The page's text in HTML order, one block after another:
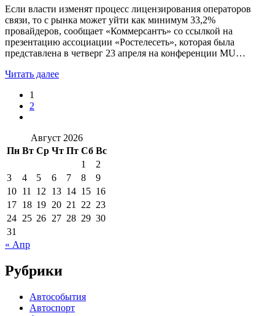
Если власти изменят процесс лицензирования операторов
связи, то с рынка может уйти как минимум 33,2%
провайдеров, сообщает «Коммерсантъ» со ссылкой на
презентацию ассоциации «Ростелесеть», которая была
представлена в четверг 23 апреля на конференции MU…
Читать далее
1
2
Август 2026
Пн Вт Ср Чт Пт Сб Вс
1
2
3
4 5 6 7 8
9
10 11 12 13 14 15 16
17 18 19 20 21 22 23
24 25 26 27 28 29 30
31
« Апр
Рубрики
Автособытия
Автоспорт